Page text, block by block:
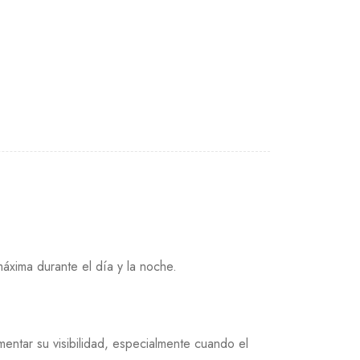
durante el día y la noche.
su visibilidad, especialmente cuando el